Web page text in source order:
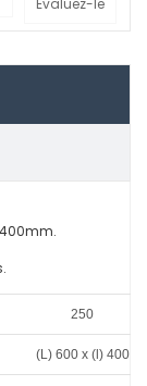
Evaluez-le
250
(L) 600 x (l) 400